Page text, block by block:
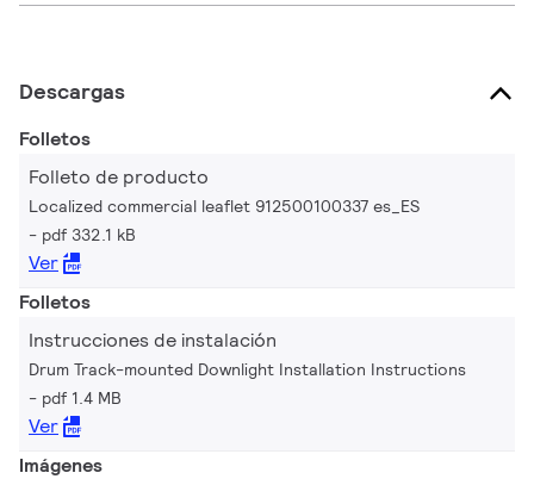
Descargas
Folletos
Folleto de producto
Localized commercial leaflet 912500100337 es_ES
pdf 332.1 kB
Ver
Folletos
Instrucciones de instalación
Drum Track-mounted Downlight Installation Instructions
pdf 1.4 MB
Ver
Imágenes